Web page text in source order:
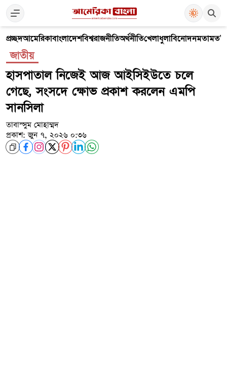
প্রচ্ছদআমেরিকাবাংলাদেশবিশ্বরাজনীতিঅর্থনীতিখেলাধুলাবিনোদনমতামত
জাতীয়
হাসপাতাল নিজেই আজ আইসিইউতে চলে
গেছে, সংসদে ক্ষোভ প্রকাশ করলেন এমপি
সানসিলা
তাবাস্সুম মোহাম্মদ
প্রকাশ: জুন ৭, ২০২৬ ০:৩৬